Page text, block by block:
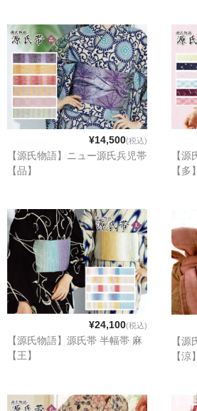
¥14,500(税込)
【源氏物語】ニュー源氏兵児帯
【品】
【
【多】
¥24,100(税込)
【源氏物語】源氏帯 半幅帯 麻
【王】
【
【涼】